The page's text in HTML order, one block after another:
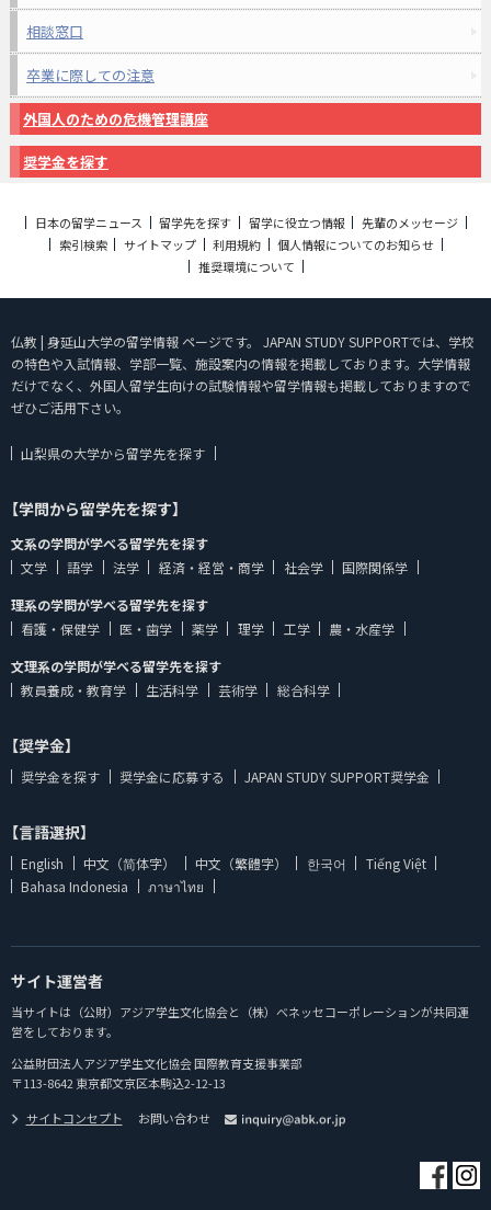
相談窓口
卒業に際しての注意
外国人のための危機管理講座
奨学金を探す
日本の留学ニュース 留学先を探す 留学に役立つ情報
先輩のメッセージ
索引検索
サイトマップ 利用規約
個人情報についてのお知らせ
推奨環境について
仏教 | 身延山大学の留学情報 ページです。 JAPAN STUDY SUPPORTでは、学校
の特色や入試情報、学部一覧、施設案内の情報を掲載しております。大学情報
だけでなく、外国人留学生向けの試験情報や留学情報も掲載しておりますので
ぜひご活用下さい。
山梨県の大学から留学先を探す
【学問から留学先を探す】
文系の学問が学べる留学先を探す
文学
語学 法学 経済・経営・商学 社会学
国際関係学
理系の学問が学べる留学先を探す
看護・保健学
医・歯学 薬学 理学 工学
農・水産学
文理系の学問が学べる留学先を探す
教員養成・教育学
生活科学 芸術学 総合科学
【奨学金】
奨学金を探す 奨学金に応募する JAPAN STUDY SUPPORT奨学金
【言語選択】
English 中文（简体字） 中文（繁體字） 한국어
Tiếng Việt
Bahasa Indonesia
ภาษาไทย
サイト運営者
当サイトは（公財）アジア学生文化協会と（株）ベネッセコーポレーションが共同運
営をしております。
公益財団法人アジア学生文化協会 国際教育支援事業部
〒113-8642 東京都文京区本駒込2-12-13
サイトコンセプト
お問い合わせ